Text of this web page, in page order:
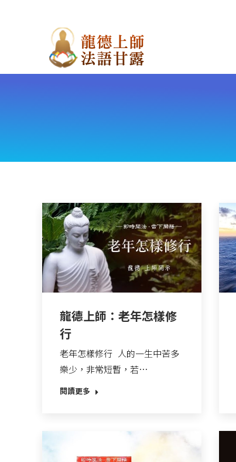
龍德上師：老年怎樣修
行
老年怎樣修行 人的一生中苦多
樂少，非常短暫，若…
閱讀更多